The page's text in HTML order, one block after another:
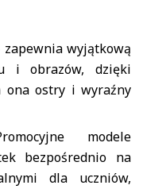
zapewnia wyjątkową
i obrazów, dzięki
ona ostry i wyraźny
modele
bezpośrednio na
dla uczniów,